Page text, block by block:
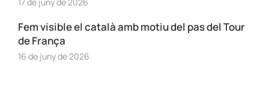
Fem visible el català amb motiu del pas del Tour
de França
16 de juny de 2026